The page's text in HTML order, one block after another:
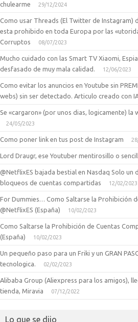
chulearme
29/12/2024
Como usar Threads (El Twitter de Instagram)
esta prohibido en toda Europa por las
Corruptos
08/07/2023
Mucho cuidado con las Smart TV Xiaomi,
desfasado de muy mala calidad.
12/06/2023
Como evitar los anuncios en Youtube sin
webs) sin ser detectado. Articulo creado con
Se «cargaron» (por unos dias, logicamente) la
24/05/2023
Como poner link en tus post de Instagram
Lord Draugr, ese Youtuber mentirosillo o
@NetflixES bajada bestial en Nasdaq Solo un
bloqueos de cuentas compartidas
12/02/2023
For Dummies… Como Saltarse la Prohibición
@NetflixES (España)
10/02/2023
Como Saltarse la Prohibición de Cuentas
(España)
10/02/2023
Un pequeño paso para un Friki y un GRAN
tecnologica.
02/02/2023
Alibaba Group (Aliexpress para los amigos),
tienda, Miravia
07/12/2022
Lo que se dijo